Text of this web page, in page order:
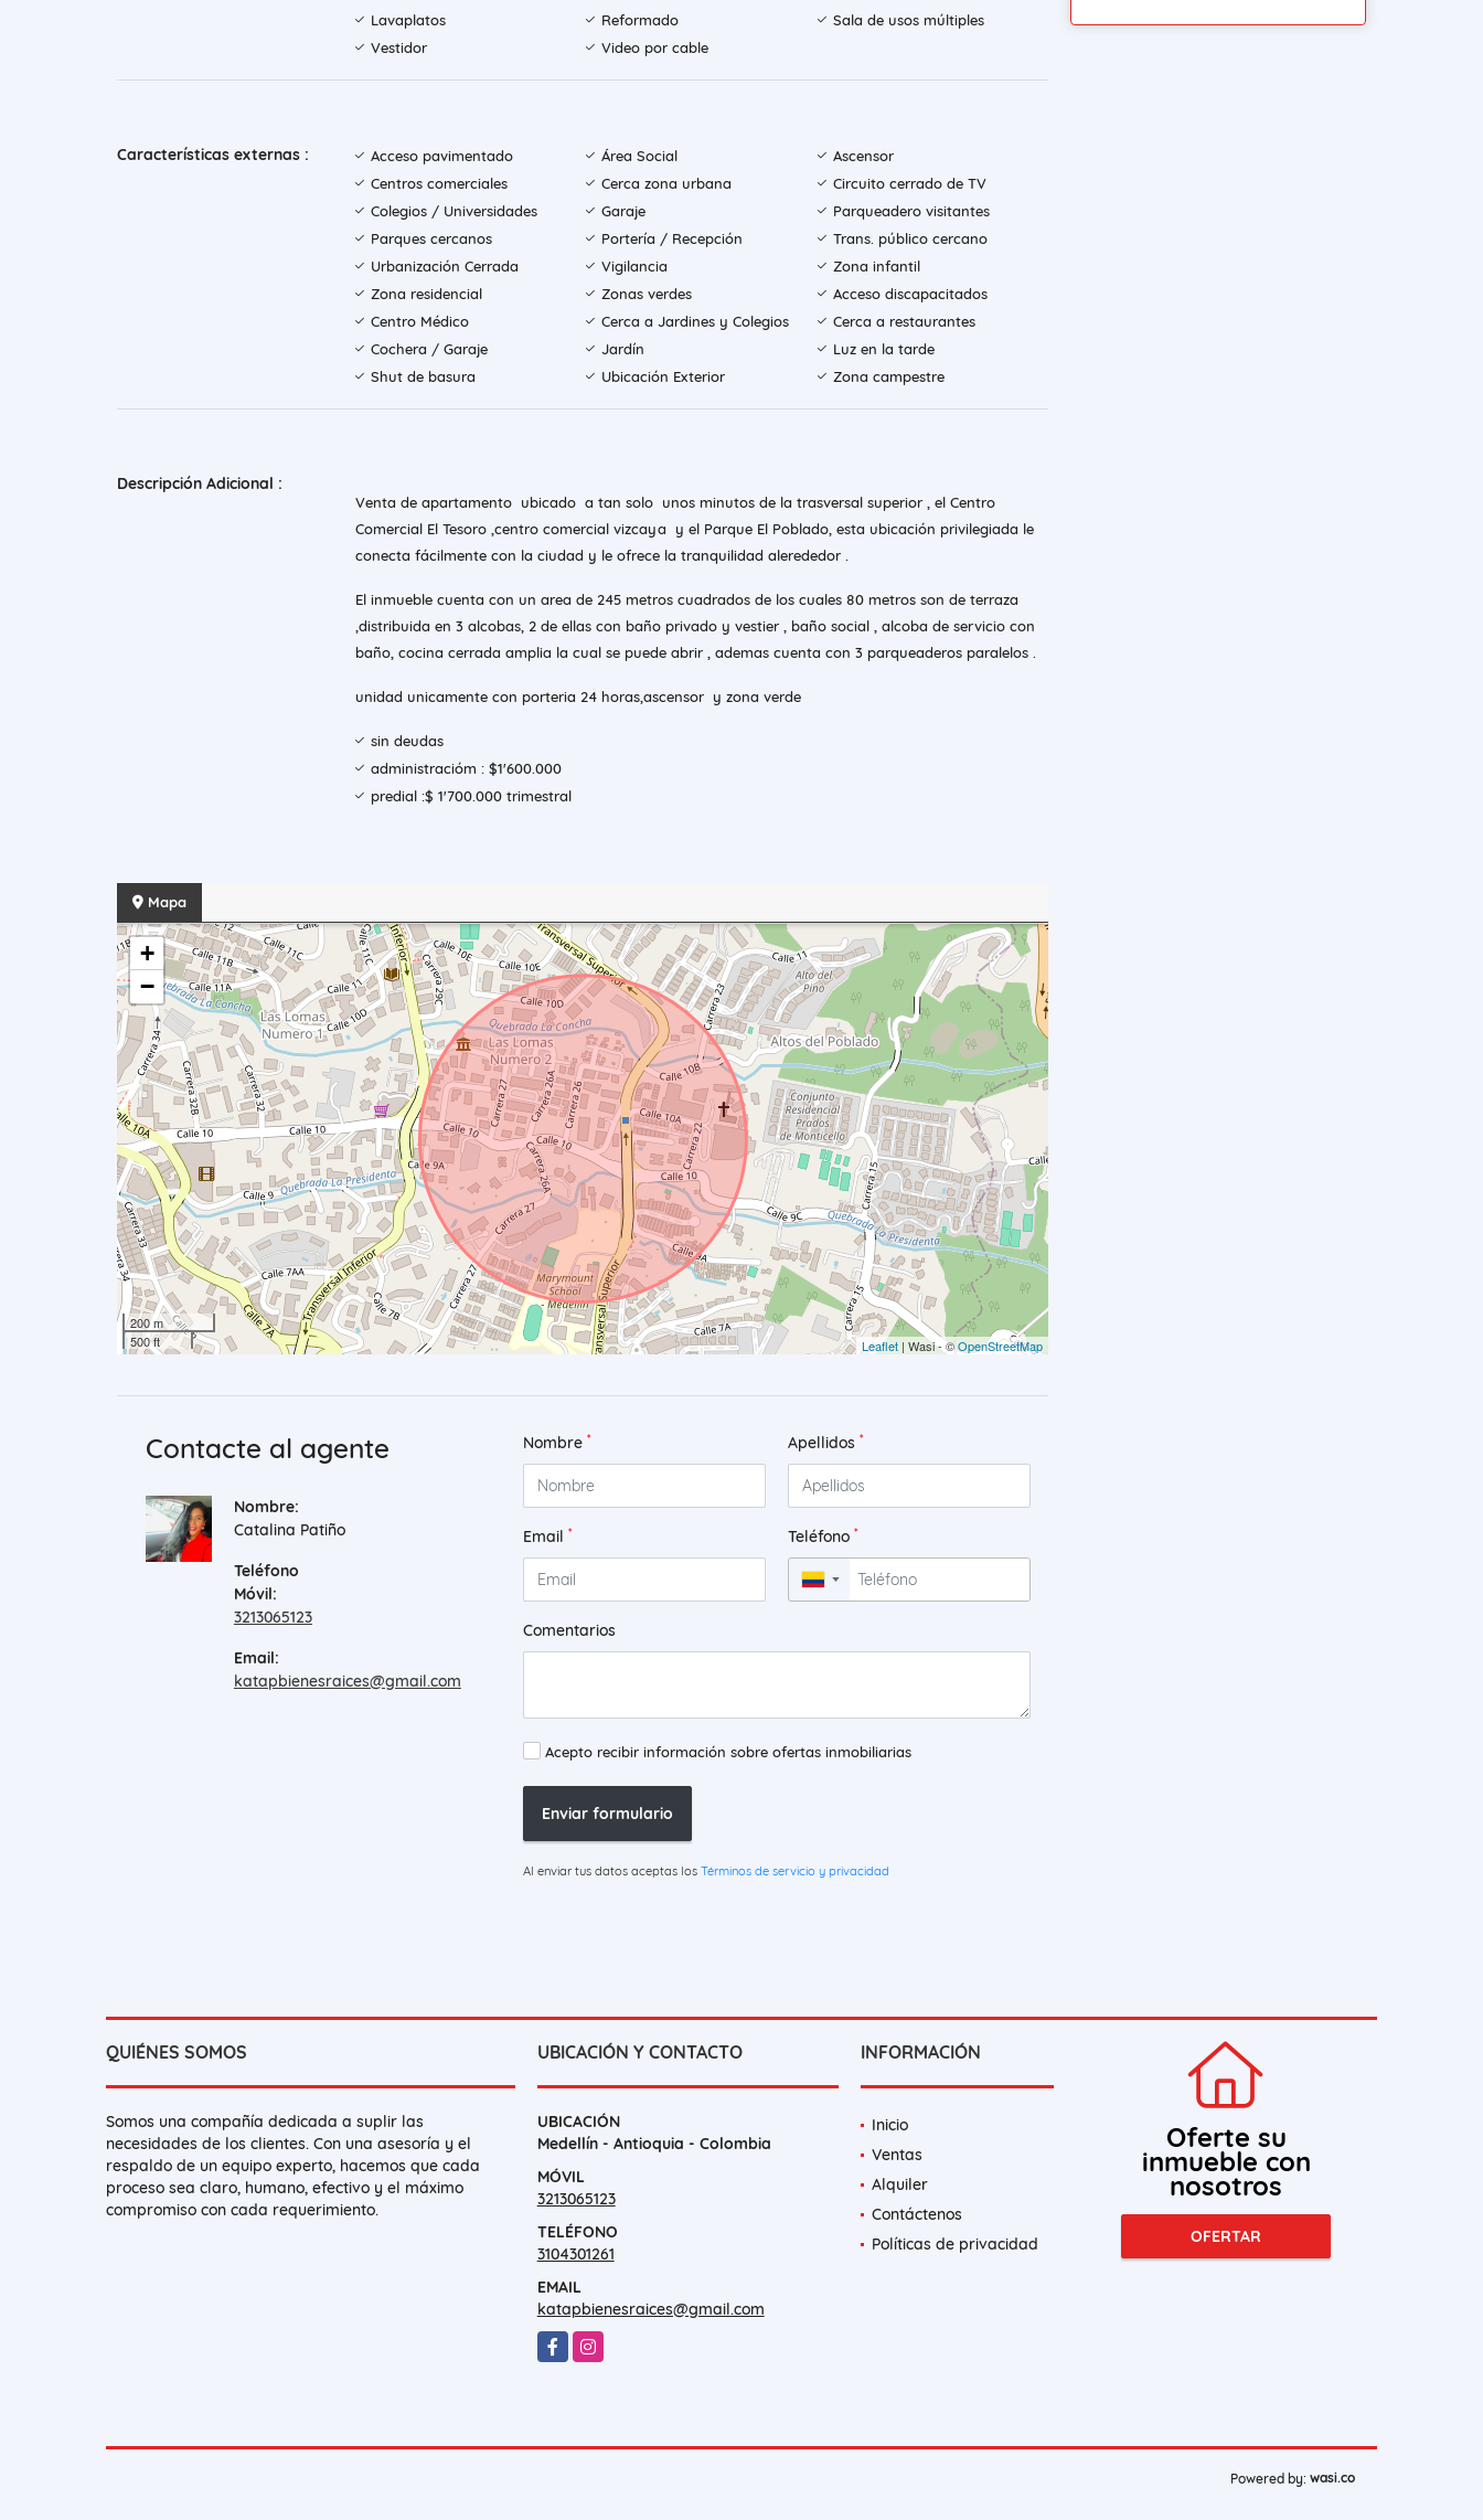
Lavaplatos
Reformado
Sala de usos múltiples
Vestidor
Video por cable
Características externas : Acceso pavimentado Área Social
Ascensor
Centros comerciales
Cerca zona urbana
Circuito cerrado de TV
Colegios / Universidades
Garaje
Parqueadero visitantes
Parques cercanos
Portería / Recepción
Trans. público cercano
Urbanización Cerrada
Vigilancia
Zona infantil
Zona residencial
Zonas verdes
Acceso discapacitados
Centro Médico
Cerca a Jardines y Colegios
Cerca a restaurantes
Cochera / Garaje
Jardín
Luz en la tarde
Shut de basura
Ubicación Exterior Zona campestre
Descripción Adicional :
Venta de apartamento ubicado a tan solo unos minutos de la trasversal superior , el Centro
Comercial El Tesoro ,centro comercial vizcaya y el Parque El Poblado, esta ubicación privilegiada le
conecta fácilmente con la ciudad y le ofrece la tranquilidad alerededor .
El inmueble cuenta con un area de 245 metros cuadrados de los cuales 80 metros son de terraza
,distribuida en 3 alcobas, 2 de ellas con baño privado y vestier , baño social , alcoba de servicio con
baño, cocina cerrada amplia la cual se puede abrir , ademas cuenta con 3 parqueaderos paralelos .
unidad unicamente con porteria 24 horas,ascensor y zona verde
sin deudas
administracióm : $1'600.000
predial :$ 1'700.000 trimestral
Mapa
+
−
200 m
500 ft
Leaflet | Wasi - ©OpenStreetMap
Contacte al agente
Nombre:
Catalina Patiño
Teléfono
Móvil:
3213065123
Email:
katapbienesraices@gmail.com
Nombre * Apellidos *
Email * Teléfono *
▼
Comentarios
Acepto recibir información sobre ofertas inmobiliarias
Enviar formulario
Al enviar tus datos aceptas los Términos de servicio y privacidad
QUIÉNES SOMOS
Somos una compañía dedicada a suplir las
necesidades de los clientes. Con una asesoría y el
respaldo de un equipo experto, hacemos que cada
proceso sea claro, humano, efectivo y el máximo
compromiso con cada requerimiento.
UBICACIÓN Y CONTACTO
UBICACIÓN
Medellín - Antioquia - Colombia
MÓVIL
3213065123
TELÉFONO
3104301261
EMAIL
katapbienesraices@gmail.com
FacebookInstagram
INFORMACIÓN
Inicio
Ventas
Alquiler
Contáctenos
Políticas de privacidad
Oferte su
inmueble con
nosotros
OFERTAR
Powered by: wasi.co